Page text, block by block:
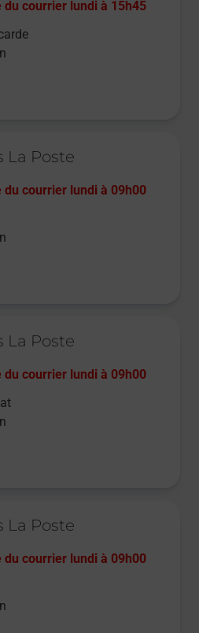
du courrier lundi à 15h45
La Poste
du courrier lundi à 09h00
La Poste
du courrier lundi à 09h00
La Poste
du courrier lundi à 09h00